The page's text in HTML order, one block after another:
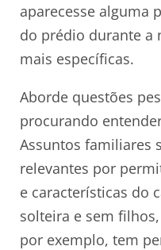
aparecesse alguma
do prédio durante a
mais específicas.
Aborde questões
procurando
Assuntos familiares
relevantes por
e características do
solteira e sem
por exemplo, tem